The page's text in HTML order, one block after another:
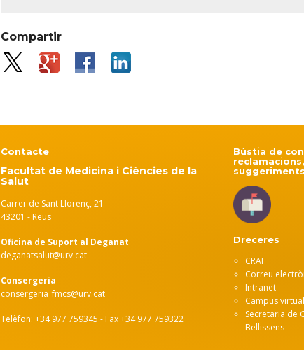
Compartir
Contacte
Facultat de Medicina i Ciències de la
Salut
Carrer de Sant Llorenç, 21
43201 - Reus
Oficina de Suport al Deganat
deganatsalut@urv.cat
Consergeria
consergeria_fmcs@urv.cat
Telèfon: +34 977 759345 - Fax +34 977 759322
Bústia de
reclamacions,
Dreceres
CRAI
Correu
Intranet
Campus virtual
Secretaria de
Bellissens